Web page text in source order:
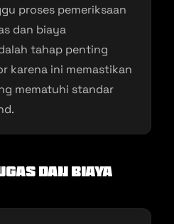
proses pemeriksaan
dan biaya
tahap penting
karena ini memastikan
mematuhi standar
dan Biaya